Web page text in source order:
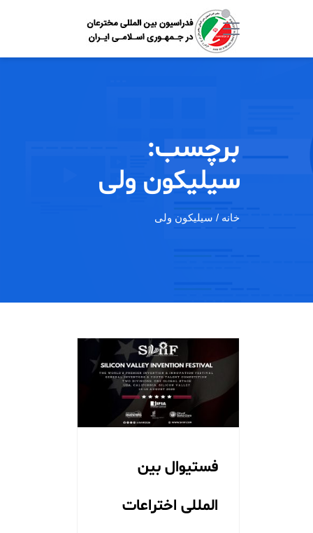
برچسب:
سیلیکون ولی
خانه / سیلیکون ولی
فستیوال بین
المللی اختراعات